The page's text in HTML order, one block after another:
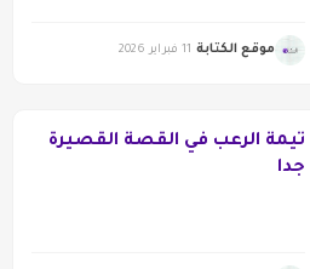
موقع الكتابة 11 فبراير 2026
تيمة الرعب في القصة القصيرة
جدا